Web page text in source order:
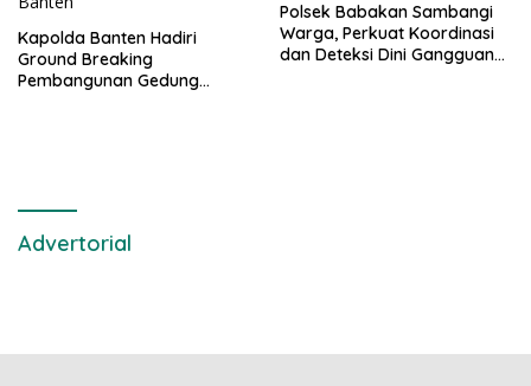
Kapolda Banten Hadiri
Ground Breaking
Pembangunan Gedung
Polsek Babakan Sambangi
Warga, Perkuat Koordinasi
dan Deteksi Dini Gangguan
Advertorial